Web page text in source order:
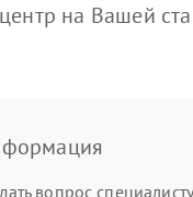
на Вашей
вопрос